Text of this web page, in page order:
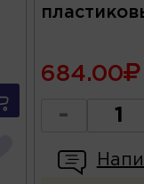
684.00
-